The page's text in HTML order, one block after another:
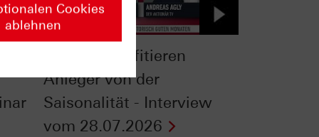
Gold: So profitieren
Anleger von der
Saisonalität - Interview
vom 28.07.2026
Cookies
ablehnen